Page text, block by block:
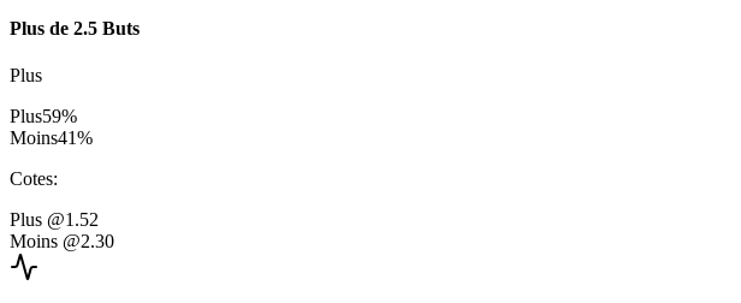
Plus de 2.5 Buts
Plus
Plus59%
Moins41%
Cotes:
Plus @1.52
Moins @2.30